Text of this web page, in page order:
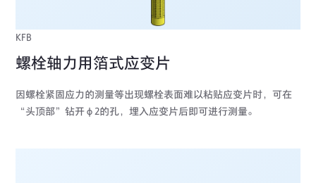
KFB
螺栓轴力用箔式应变片
因螺栓紧固应力的测量等出现螺栓表面难以粘贴应变片时，可在
“头顶部”钻开φ2的孔，埋入应变片后即可进行测量。